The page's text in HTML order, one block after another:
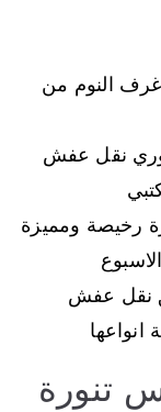
النوم من
نقل عفش
رخيصة ومميزة
نقل عفش
تنورة